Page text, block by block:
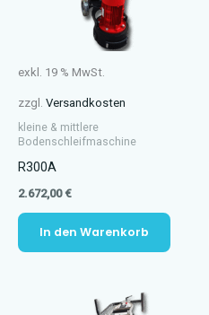
exkl. 19 % MwSt.
zzgl. Versandkosten
kleine & mittlere
Bodenschleifmaschine
R300A
2.672,00€
In den Warenkorb